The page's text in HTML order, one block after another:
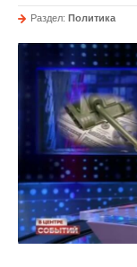
Раздел: Политика